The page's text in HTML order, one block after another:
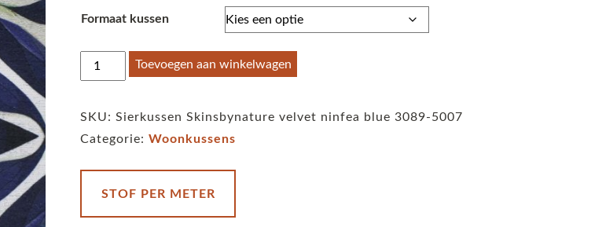
€59,95
Formaat kussen
Sierkussen
Skinsbynature
aantal
Toevoegen aan winkelwagen
SKU:Sierkussen Skinsbynature velvet ninfea blue 3089-5007
Categorie:Woonkussens
STOF PER METER